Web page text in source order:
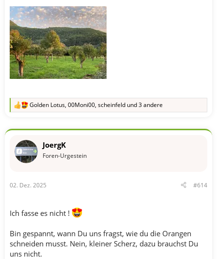
R
k
o
:
Golden Lotus, 00Moni00, scheinfeld und 3 andere
JoergK
Foren-Urgestein
02. Dez. 2025 #614
Ich fasse es nicht !
Bin gespannt, wann Du uns fragst, wie du die Orangen
schneiden musst. Nein, kleiner Scherz, dazu brauchst Du
uns nicht.